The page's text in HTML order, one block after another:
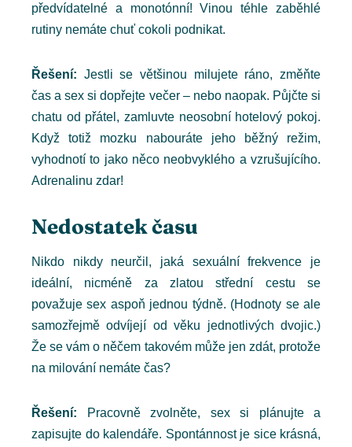
předvídatelné a monotónní! Vinou téhle zaběhlé
rutiny nemáte chuť cokoli podnikat.
Řešení: Jestli se většinou milujete ráno, změňte
čas a sex si dopřejte večer – nebo naopak. Půjčte si
chatu od přátel, zamluvte neosobní hotelový pokoj.
Když totiž mozku nabouráte jeho běžný režim,
vyhodnotí to jako něco neobvyklého a vzrušujícího.
Adrenalinu zdar!
Nedostatek času
Nikdo nikdy neurčil, jaká sexuální frekvence je
ideální, nicméně za zlatou střední cestu se
považuje sex aspoň jednou týdně. (Hodnoty se ale
samozřejmě odvíjejí od věku jednotlivých dvojic.)
Že se vám o něčem takovém může jen zdát, protože
na milování nemáte čas?
Řešení: Pracovně zvolněte, sex si plánujte a
zapisujte do kalendáře. Spontánnost je sice krásná,